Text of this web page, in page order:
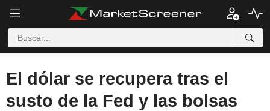
El dólar se recupera tras el
susto de la Fed y las bolsas